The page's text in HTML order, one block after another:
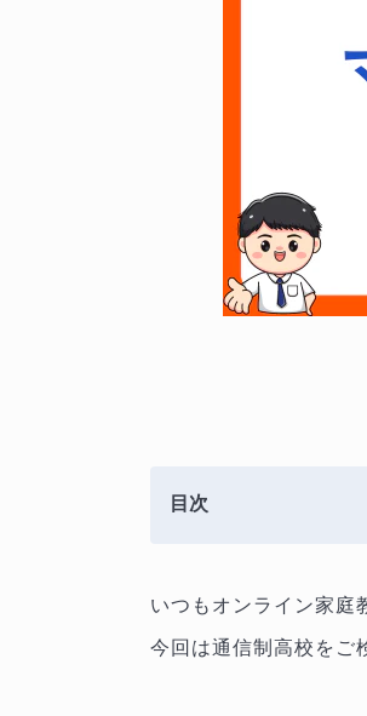
目次
いつもオンライン家庭
今回は通信制高校をご